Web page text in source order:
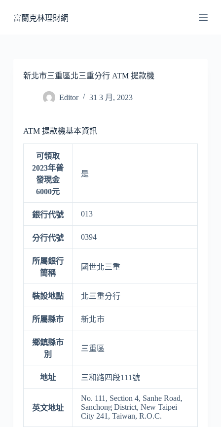
至
富蘭克林理財網
新北市三重區北三重分行 ATM 提款機
Editor 31 3 月, 2023
ATM 提款機基本資訊
可領取
2023年普
發現金
6000元
是
銀行代號 013
分行代號 0394
所屬銀行
簡稱
國世北三重
裝設地點 北三重分行
所屬縣市 新北市
鄉鎮縣市
別
三重區
地址 三和路四段111號
英文地址
No. 111, Section 4, Sanhe Road,
Sanchong District, New Taipei
City 241, Taiwan, R.O.C.